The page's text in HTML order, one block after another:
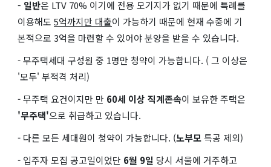
- 일반은 LTV 70% 이기에 전용 모기지가 없기 때문에 특례를
이용해도 5억까지만 대출이 가능하기 때문에 현재 수중에 기
본적으로 3억을 마련할 수 있어야 분양을 받을 수 있습니다.
- 무주택세대 구성원 중 1명만 청약이 가능합니다. ( 그 이상은
'모두' 부적격 처리)
- 무주택 요건이지만 만 60세 이상 직계존속이 보유한 주택은
'무주택'으로 취급하고 있습니다.
- 다른 모든 세대원이 청약이 가능합니다. (노부모특공 제외)
- 입주자 모집 공고일이었단 6월 9일 당시 서울에 거주하고